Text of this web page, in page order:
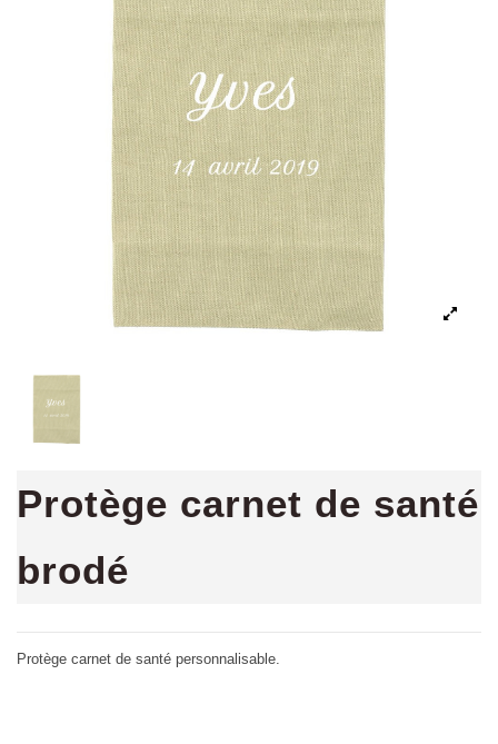
Protège carnet de santé
brodé
Protège carnet de santé personnalisable.